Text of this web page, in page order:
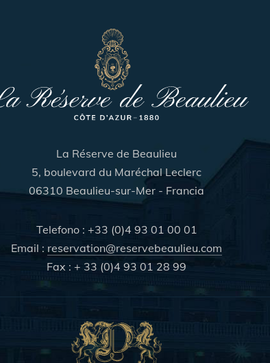
La Réserve de Beaulieu
5, boulevard du Maréchal Leclerc
06310 Beaulieu-sur-Mer - Francia
Telefono : +33 (0)4 93 01 00 01
Email : reservation@reservebeaulieu.com
Fax : + 33 (0)4 93 01 28 99